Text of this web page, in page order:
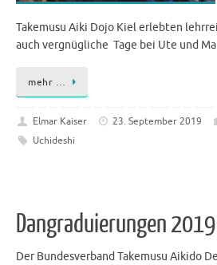
Takemusu Aiki Dojo Kiel erlebten
auch vergnügliche Tage bei Ute und
mehr …
Elmar Kaiser 23. September 2019
Uchideshi
Dangraduierungen 2019
Der Bundesverband Takemusu Aikido